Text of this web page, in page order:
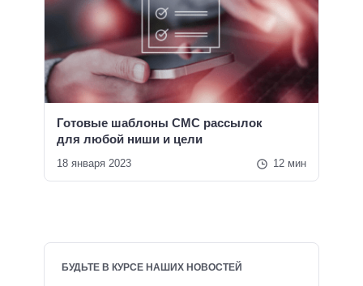
Готовые шаблоны СМС рассылок
для любой ниши и цели
18 января 2023 12 мин
БУДЬТЕ В КУРСЕ НАШИХ НОВОСТЕЙ